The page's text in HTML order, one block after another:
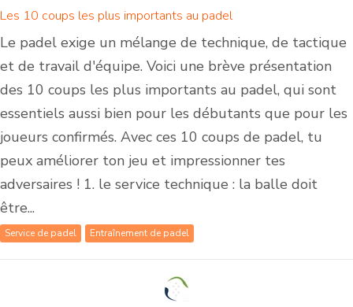
Les 10 coups les plus importants au padel
Le padel exige un mélange de technique, de tactique
et de travail d'équipe. Voici une brève présentation
des 10 coups les plus importants au padel, qui sont
essentiels aussi bien pour les débutants que pour les
joueurs confirmés. Avec ces 10 coups de padel, tu
peux améliorer ton jeu et impressionner tes
adversaires ! 1. le service technique : la balle doit
être...
Service de padel Entraînement de padel